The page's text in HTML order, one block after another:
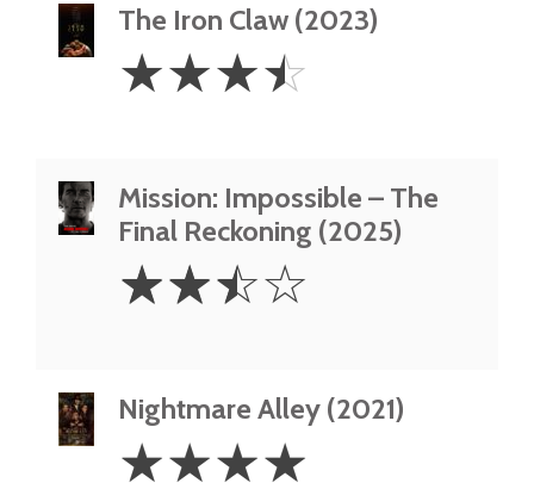
The Iron Claw (2023)
3.5
Stars
☆☆☆☆
Mission: Impossible – The
Final Reckoning (2025)
2.5
Stars
☆☆☆☆
Nightmare Alley (2021)
Stars
☆☆☆☆